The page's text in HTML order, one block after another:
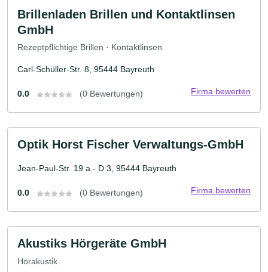
Brillenladen Brillen und Kontaktlinsen
GmbH
Rezeptpflichtige Brillen · Kontaktlinsen
Carl-Schüller-Str. 8, 95444 Bayreuth
0.0 (0 Bewertungen) Firma bewerten
Optik Horst Fischer VerwaItungs-GmbH
Jean-Paul-Str. 19 a - D 3, 95444 Bayreuth
0.0 (0 Bewertungen) Firma bewerten
Akustiks Hörgeräte GmbH
Hörakustik